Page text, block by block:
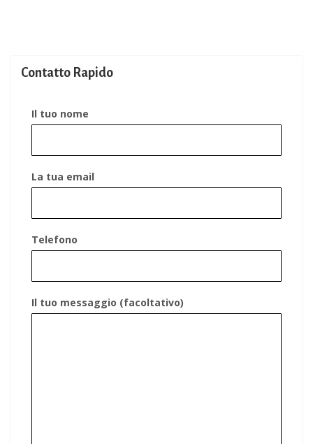
Contatto Rapido
Il tuo nome
La tua email
Telefono
Il tuo messaggio (facoltativo)